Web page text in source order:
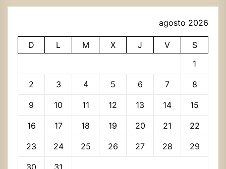
agosto 2026
D L M X J V
S
1
2 3 4 5 6 7 8
9 10 11 12 13 14 15
16 17 18 19 20 21 22
23 24 25 26 27 28 29